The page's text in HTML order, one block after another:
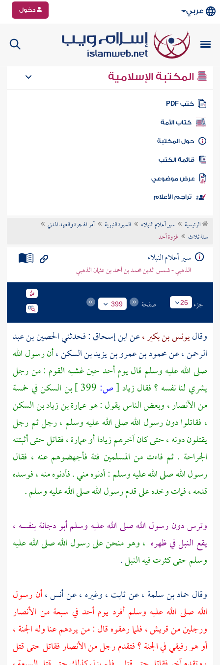
عربي دخول
المكتبة الإسلامية
كتب PDF
كتاب الأمة
المكتبة
الكتب
موضوعي
تراجم الأعلام
الرئيسية سير أعلام النبلاء السيرة النبوية
أمر الهجرة والعهد المدني
سنة ثلاث
غزوة أحد
سير أعلام النبلاء
الذهبي - شمس الدين محمد بن أحمد بن عثمان الذهبي
جزء 26 صفحة 399
وقاليونس بن بكير ،عنابن إسحاق: فحدثنيالحصين بن عبد
الرحمن ،عنمحمود بن عمرو بن يزيد بن السكن ،أن رسول الله
صلى الله عليه وسلم قال يومأحدحين غشيه القوم : من رجل
يشري لنا نفسه ؟ فقالزياد[ص: بن السكنفي خمسة
منالأنصار ،وبعض الناس يقول : هوعمارة بن زياد بن السكن
، فقاتلوا دون رسول الله صلى الله عليه وسلم ، رجل ثم رجل
يقتلون دونه ، حتى كان آخرهمزياداأوعمارة ،فقاتل حتى أثبتته
الجراحة . ثم فاءت من المسلمين فئة فأجهضوهم عنه ، فقال
رسول الله صلى الله عليه وسلم : أدنوه مني . فأدنوه منه ، فوسده
قدمه ، فمات وخده على قدم رسول الله صلى الله عليه وسلم .
وترس دون رسول الله صلى الله عليه وسلمأبو دجانةبنفسه ،
يقع النبل في ظهره ، وهو منحن على رسول الله صلى الله عليه
وسلم حتى كثرت فيه النبل.
وقال حماد بن سلمة ،عنثابت ،وغيره ، عنأنس ،أن رسول
الله صلى الله عليه وسلم أفرد يوم أحد في سبعة من الأنصار
ورجلين منقريش ،فلما رهقوه قال : من يردهم عنا وله الجنة ،
أو هو رفيقي في الجنة ؟ فتقدم رجل منالأنصارفقاتل حتى قتل